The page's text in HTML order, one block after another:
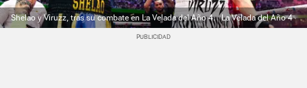
Shelao y Viruzz, tras su combate en La Velada del Año 4. La Velada del Año 4